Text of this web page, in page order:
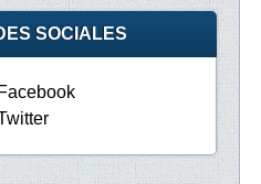
SOCIALES
Facebook